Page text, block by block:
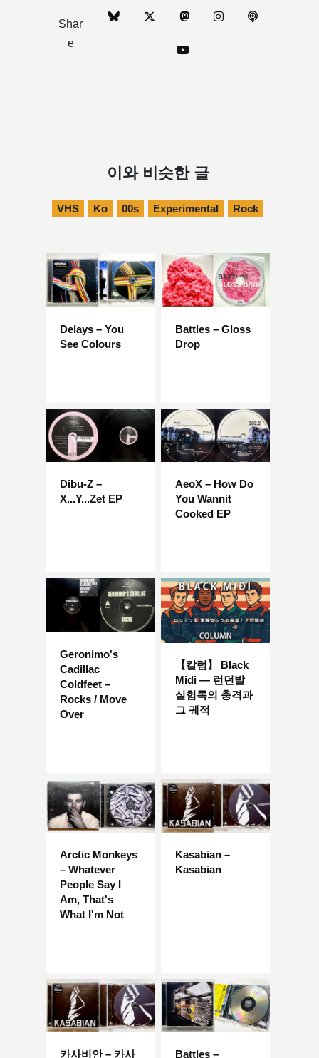
Shar
e
이와 비슷한 글
VHS Ko 00s Experimental Rock
Delays – You
See Colours
Battles – Gloss
Drop
Dibu-Z –
X...Y...Zet EP
AeoX – How Do
You Wannit
Cooked EP
Geronimo's
Cadillac
Coldfeet –
Rocks / Move
Over
【칼럼】 Black
Midi — 런던발
실험록의 충격과
그 궤적
Arctic Monkeys
– Whatever
People Say I
Am, That's
What I'm Not
Kasabian –
Kasabian
카사비안 – 카사
Battles –